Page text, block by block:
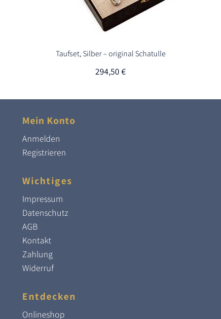
Taufset, Silber – original Schatulle
294,50€
Mein Konto
Anmelden
Registrieren
Wichtiges
Impressum
Datenschutz
AGB
Kontakt
Zahlung
Widerruf
Entdecken
Onlineshop